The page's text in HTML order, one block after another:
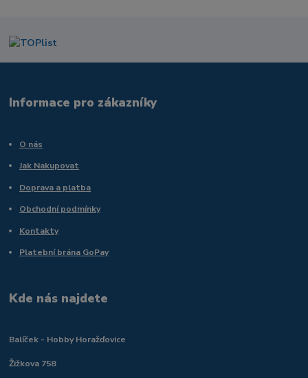
Informace pro zákazníky
O nás
Jak Nakupovat
Doprava a platba
Obchodní podmínky
Kontakty
Platební brána GoPay
Kde nás najdete
Balíček - Hobby Horažďovice
Žižkova 758